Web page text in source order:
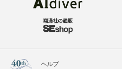
ヘルプ